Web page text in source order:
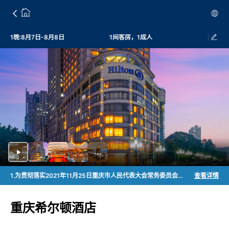
1晚:8月7日-8月8日 1间客房，1成人
1.为贯彻落实2021年11月25日重庆市人民代表大会常务委员会通过的《重庆市生活垃圾管理条例》的相关规定，从2023年08月01日起，酒店不会在客房放置且不会主动提供牙刷、梳子、剃须刀、浴擦、针线包、指甲锉、卫生袋、火柴、鞋擦；餐饮不会主动提供一次性餐具等打包用品。如有需要请咨询酒店前台。 查看详情
重庆希尔顿酒店